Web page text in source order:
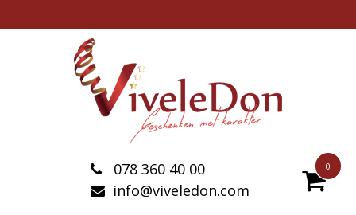
0
078 360 40 00
info@viveledon.com